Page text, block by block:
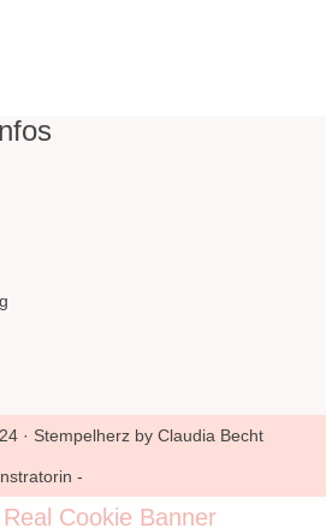
· Stempelherz by Claudia Becht
-
Cookie Banner